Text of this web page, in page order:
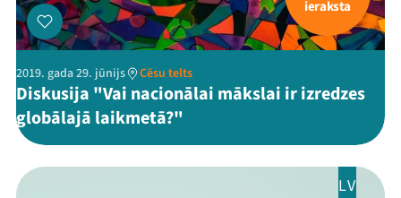
ieraksta
2019. gada 29. jūnijs Cēsu telts
Diskusija "Vai nacionālai mākslai ir izredzes
globālajā laikmetā?"
LV